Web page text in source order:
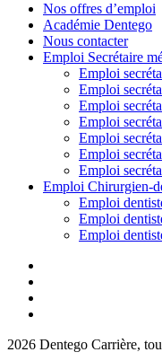
Nos offres d’emploi
Académie Dentego
Nous contacter
Emploi Secrétaire
Emploi
Emploi
Emploi
Emploi
Emploi
Emploi
Emploi
Emploi Chirurgien-
Emploi
Emploi
Emploi
2026 Dentego Carrière,